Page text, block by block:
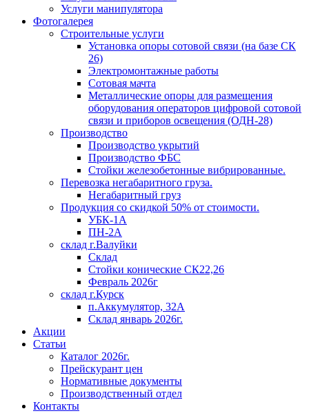
Услуги манипулятора
Фотогалерея
Строительные услуги
Установка опоры сотовой связи (на базе СК
26)
Электромонтажные работы
Сотовая мачта
Металлические опоры для размещения
оборудования операторов цифровой сотовой
связи и приборов освещения (ОДН-28)
Производство
Производство укрытий
Производство ФБС
Стойки железобетонные вибрированные.
Перевозка негабаритного груза.
Негабаритный груз
Продукция со скидкой 50% от стоимости.
УБК-1А
ПН-2А
склад г.Валуйки
Склад
Стойки конические СК22,26
Февраль 2026г
склад г.Курск
п.Аккумулятор, 32А
Склад январь 2026г.
Акции
Статьи
Каталог 2026г.
Прейскурант цен
Нормативные документы
Производственный отдел
Контакты